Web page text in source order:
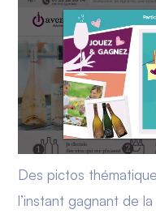
Des pictos
l’instant gagnant de